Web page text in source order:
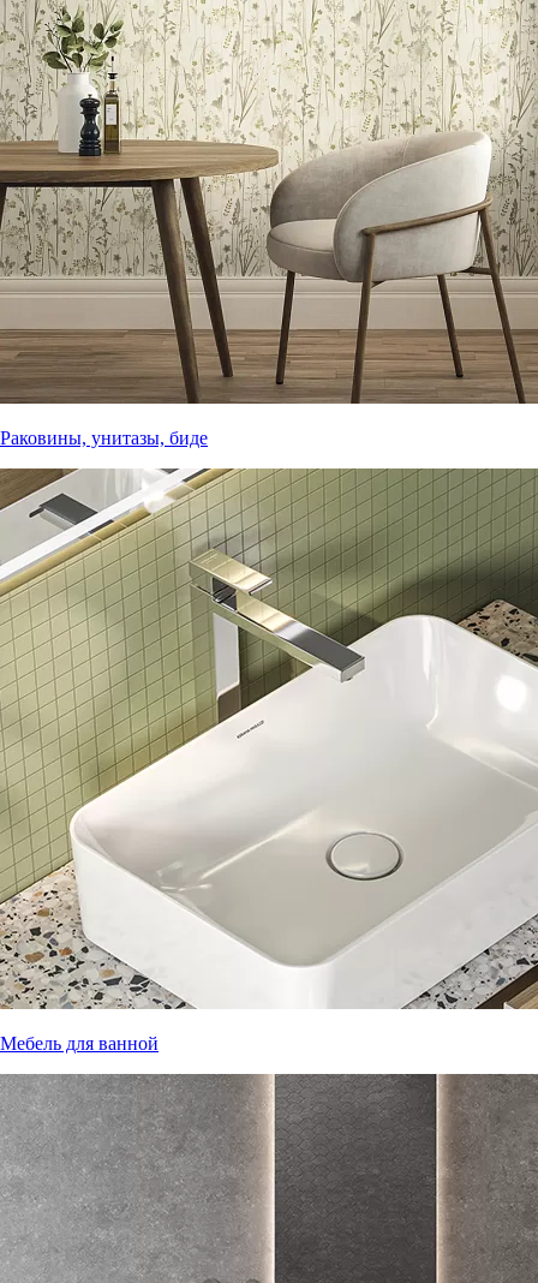
Раковины, унитазы, биде
Мебель для ванной